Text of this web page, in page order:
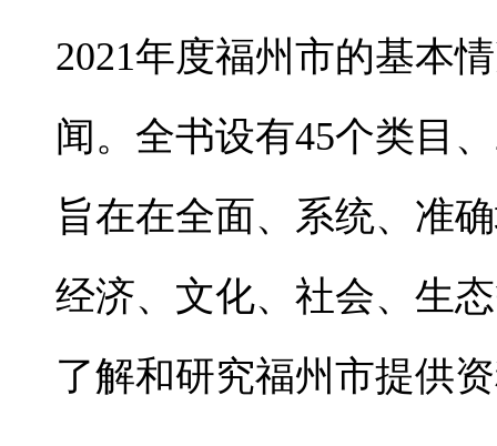
2021年度福州市的基本
闻。全书设有45个类目
旨在在全面、系统、准
经济、文化、社会、生
了解和研究福州市提供